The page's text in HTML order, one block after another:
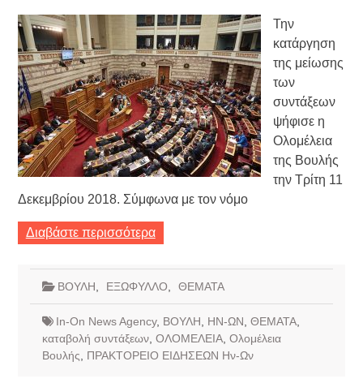
Την
κατάργηση
της μείωσης
των
συντάξεων
ψήφισε η
Ολομέλεια
της Βουλής
την Τρίτη 11
Δεκεμβρίου 2018. Σύμφωνα με τον νόμο
Διαβάστε περισσότερα
ΒΟΥΛΗ ΕΞΩΦΥΛΛΟ ΘΕΜΑΤΑ
In-On News Agency, ΒΟΥΛΗ ΗΝ-ΩΝ ΘΕΜΑΤΑ,
καταβολή συντάξεων, ΟΛΟΜΕΛΕΙΑ, Ολομέλεια
Βουλής
ΠΡΑΚΤΟΡΕΙΟ ΕΙΔΗΣΕΩΝ Ην-Ων